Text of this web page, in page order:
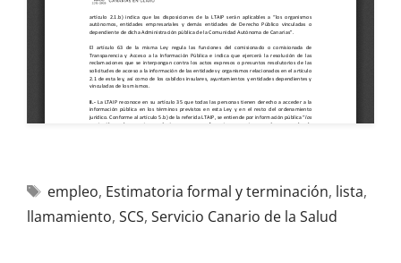
empleo, Estimatoria formal y terminación, lista,
llamamiento, SCS, Servicio Canario de la Salud